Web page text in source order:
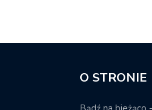
O STRONIE